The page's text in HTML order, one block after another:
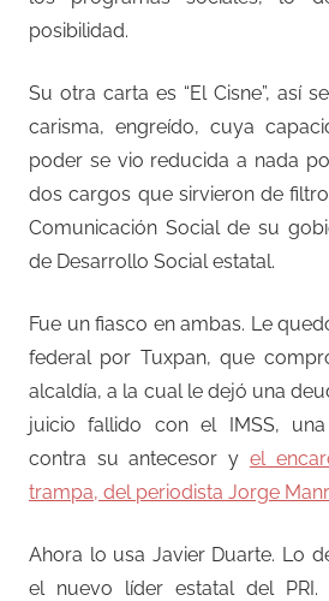
posibilidad.
Su otra carta es “El Cisne”, así
carisma, engreído, cuya
poder se vio reducida a nada
dos cargos que sirvieron de
Comunicación Social de su
de Desarrollo Social estatal.
Fue un fiasco en ambas. Le
federal por Tuxpan, que
alcaldía, a la cual le dejó una
juicio fallido con el IMSS,
contra su antecesor y el
trampa, del periodista Jorge
Ahora lo usa Javier Duarte. Lo
el nuevo líder estatal del PRI.